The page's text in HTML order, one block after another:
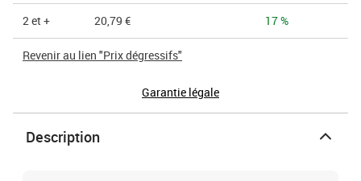
2 et + 20,79 € 17 %
Revenir au lien "Prix dégressifs"
Garantie légale
Description